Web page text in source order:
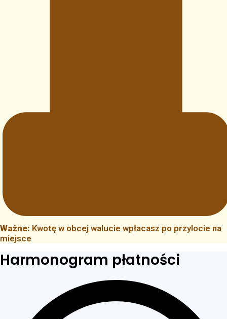
Ważne: Kwotę w obcej walucie wpłacasz po przylocie na
miejsce
Harmonogram płatności